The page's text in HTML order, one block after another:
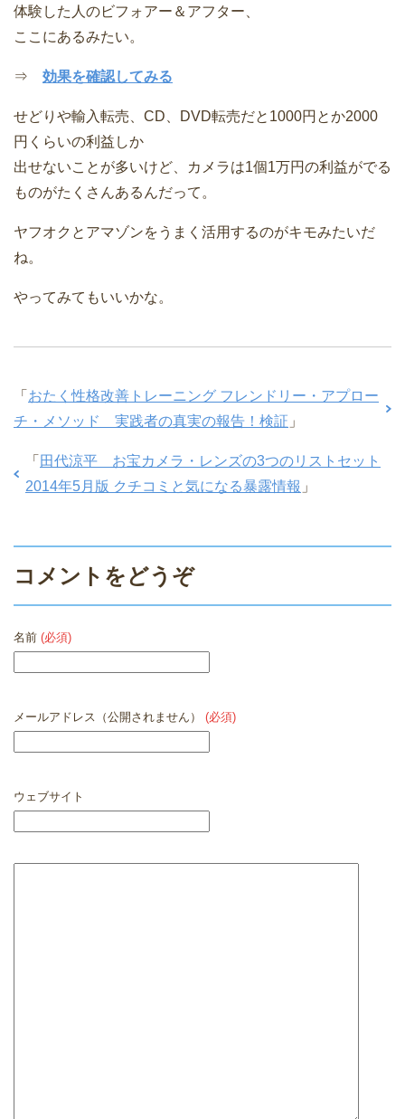
体験した人のビフォアー＆アフター、
ここにあるみたい。
⇒ 効果を確認してみる
せどりや輸入転売、CD、DVD転売だと1000円とか2000
円くらいの利益しか
出せないことが多いけど、カメラは1個1万円の利益がでる
ものがたくさんあるんだって。
ヤフオクとアマゾンをうまく活用するのがキモみたいだ
ね。
やってみてもいいかな。
「 おたく性格改善トレーニング フレンドリー・アプロー
チ・メソッド 実践者の真実の報告！検証 」
「 田代涼平 お宝カメラ・レンズの3つのリストセット
2014年5月版 クチコミと気になる暴露情報 」
コメントをどうぞ
名前 (必須)
メールアドレス（公開されません） (必須)
ウェブサイト